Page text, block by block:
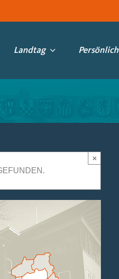
Landtag Persönlich
×